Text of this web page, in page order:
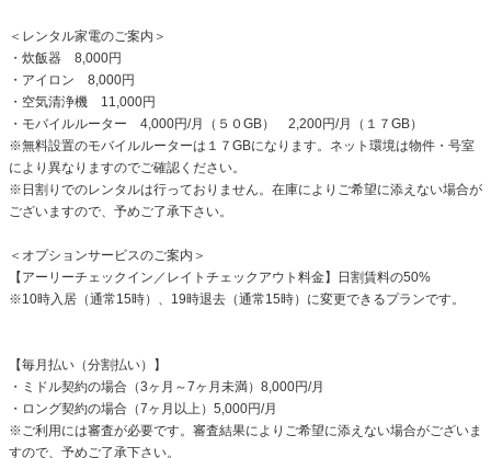
＜レンタル家電のご案内＞
・炊飯器 8,000円
・アイロン 8,000円
・空気清浄機 11,000円
・モバイルルーター 4,000円/月（５０GB） 2,200円/月（１７GB）
※無料設置のモバイルルーターは１７GBになります。ネット環境は物件・号室
により異なりますのでご確認ください。
※日割りでのレンタルは行っておりません。在庫によりご希望に添えない場合が
ございますので、予めご了承下さい。
＜オプションサービスのご案内＞
【アーリーチェックイン／レイトチェックアウト料金】日割賃料の50%
※10時入居（通常15時）、19時退去（通常15時）に変更できるプランです。
【毎月払い（分割払い）】
・ミドル契約の場合（3ヶ月～7ヶ月未満）8,000円/月
・ロング契約の場合（7ヶ月以上）5,000円/月
※ご利用には審査が必要です。審査結果によりご希望に添えない場合がございま
すので、予めご了承下さい。